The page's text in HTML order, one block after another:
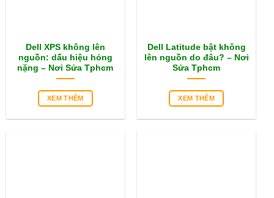
Dell XPS không lên
nguồn: dấu hiệu hỏng
nặng – Nơi Sửa Tphcm
XEM THÊM
Dell Latitude bật không
lên nguồn do đâu? – Nơi
Sửa Tphcm
XEM THÊM